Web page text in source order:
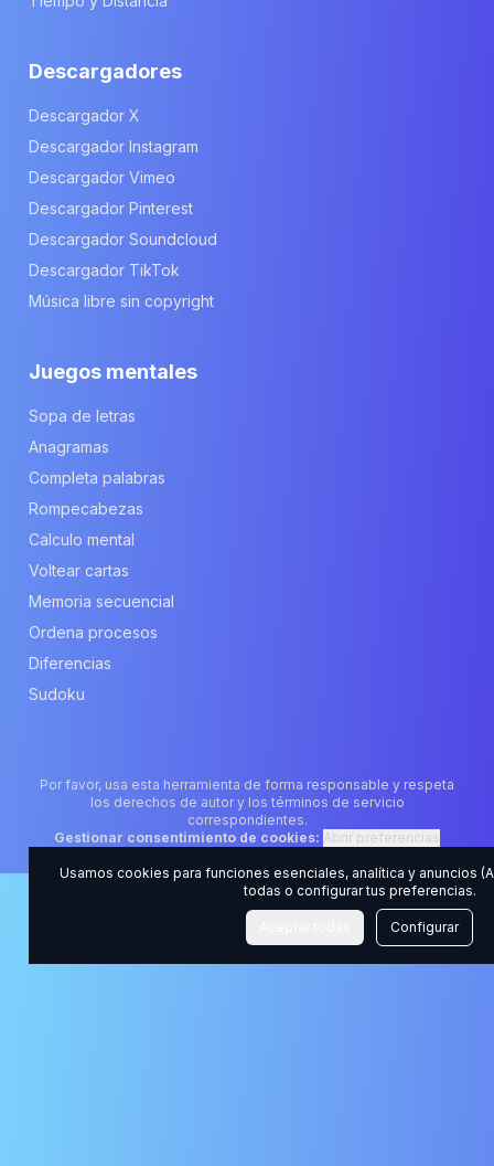
Descargadores
Descargador X
Descargador Instagram
Descargador Vimeo
Descargador Pinterest
Descargador Soundcloud
Descargador TikTok
Música libre sin copyright
Juegos mentales
Sopa de letras
Anagramas
Completa palabras
Rompecabezas
Calculo mental
Voltear cartas
Memoria secuencial
Ordena procesos
Diferencias
Sudoku
Por favor, usa esta herramienta de forma responsable y respeta
los derechos de autor y los términos de servicio
correspondientes.
Gestionar consentimiento de cookies: Abrir preferencias
Usamos cookies para funciones esenciales, analítica y anuncios
todas o configurar tus preferencias.
Configurar